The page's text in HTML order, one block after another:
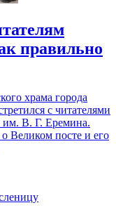
правильно
храма города
с читателями
им. В. Г. Еремина.
Великом посте и его